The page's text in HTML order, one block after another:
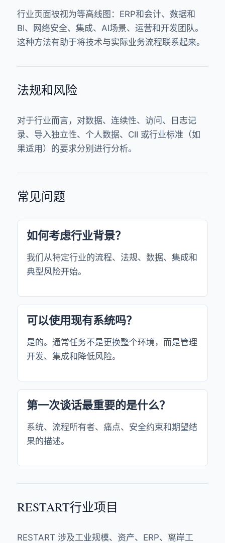
行业页面被视为等高线图：ERP和会计、数据和
BI、网络安全、集成、AI场景、运营和开发团队。
这种方法有助于将技术与实际业务流程联系起来。
法规和风险
对于行业而言，对数据、连续性、访问、日志记
录、导入独立性、个人数据、CII 或行业标准（如
果适用）的要求分别进行分析。
常见问题
如何考虑行业背景？
我们从特定行业的流程、法规、数据、集成和
典型风险开始。
可以使用现有系统吗？
是的。通常任务不是更换整个环境，而是管理
开发、集成和降低风险。
第一次谈话最重要的是什么？
系统、流程所有者、痛点、安全约束和期望结
果的描述。
RESTART行业项目
RESTART 涉及工业规模、资产、ERP、离岸工